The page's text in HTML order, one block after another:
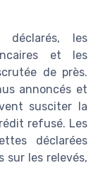
déclarés, les
et les
de près.
annoncés et
susciter la
refusé. Les
déclarées
sur les relevés,